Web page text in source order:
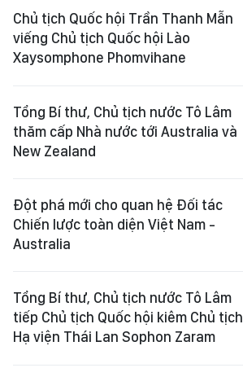
Chủ tịch Quốc hội Trần Thanh Mẫn
viếng Chủ tịch Quốc hội Lào
Xaysomphone Phomvihane
Tổng Bí thư, Chủ tịch nước Tô Lâm
thăm cấp Nhà nước tới Australia và
New Zealand
Đột phá mới cho quan hệ Đối tác
Chiến lược toàn diện Việt Nam -
Australia
Tổng Bí thư, Chủ tịch nước Tô Lâm
tiếp Chủ tịch Quốc hội kiêm Chủ tịch
Hạ viện Thái Lan Sophon Zaram